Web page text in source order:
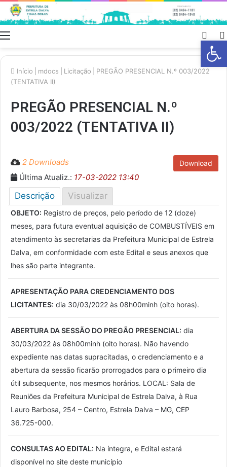
Barra de
skin
Início mdocs Licitação
PREGÃO PRESENCIAL N.º 003/2022
(TENTATIVA II)
PREGÃO PRESENCIAL N.º
003/2022 (TENTATIVA II)
Download
2 Downloads
Última Atualiz.: 17-03-2022 13:40
Descrição Visualizar
OBJETO: Registro de preços, pelo período de 12 (doze)
meses, para futura eventual aquisição de COMBUSTÍVEIS em
atendimento às secretarias da Prefeitura Municipal de Estrela
Dalva, em conformidade com este Edital e seus anexos que
lhes são parte integrante.
APRESENTAÇÃO PARA CREDENCIAMENTO DOS
LICITANTES: dia 30/03/2022 às 08h00minh (oito horas).
ABERTURA DA SESSÃO DO PREGÃO PRESENCIAL: dia
30/03/2022 às 08h00minh (oito horas). Não havendo
expediente nas datas supracitadas, o credenciamento e a
abertura da sessão ficarão prorrogados para o primeiro dia
útil subsequente, nos mesmos horários. LOCAL: Sala de
Reuniões da Prefeitura Municipal de Estrela Dalva, à Rua
Lauro Barbosa, 254 – Centro, Estrela Dalva – MG, CEP
36.725-000.
CONSULTAS AO EDITAL: Na íntegra, e Edital estará
disponível no site deste município